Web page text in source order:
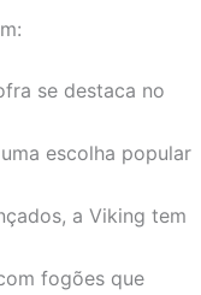
se destaca no
escolha popular
a Viking tem
fogões que